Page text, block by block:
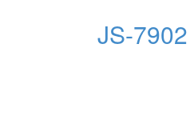
JS-